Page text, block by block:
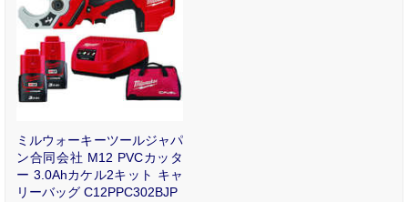
トとなっております。
ミルウォーキーツールジャパ
ン合同会社 M12 PVCカッタ
ー 3.0Ahカケル2キット キャ
リーバッグ C12PPC302BJP